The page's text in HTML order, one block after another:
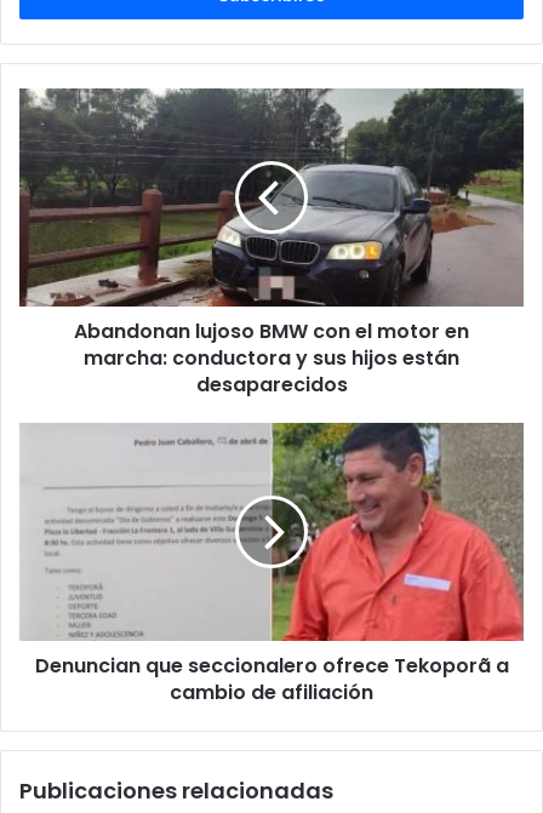
Abandonan lujoso BMW con el motor en
marcha: conductora y sus hijos están
desaparecidos
Denuncian que seccionalero ofrece Tekoporã a
cambio de afiliación
Publicaciones relacionadas